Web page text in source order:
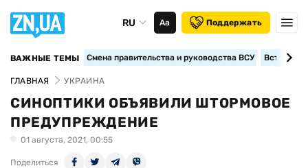
RU Аа Поддержать
ВАЖНЫЕ ТЕМЫ Смена правительства и руководства ВСУ
ГЛАВНАЯ УКРАИНА
СИНОПТИКИ ОБЪЯВИЛИ ШТОРМОВОЕ
ПРЕДУПРЕЖДЕНИЕ
01 августа, 2021, 00:55
Поделиться